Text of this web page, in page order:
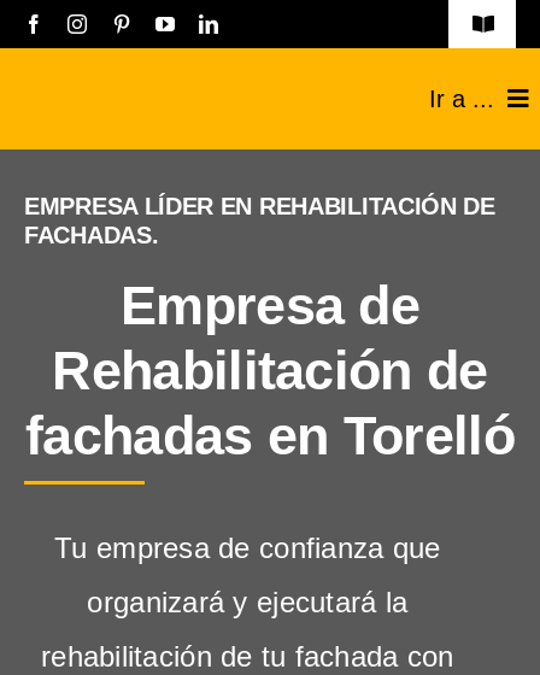
Saltar
Toggle
Listado empresas
Registro Empresas
Política de privacidad
Ir a ...
Técnicos
Industriales
Sobre nosotros
EMPRESA LÍDER EN REHABILITACIÓN DE
FACHADAS.
Empresa de
Rehabilitación de
fachadas en Torelló
Tu empresa de confianza que
organizará y ejecutará la
rehabilitación de tu fachada con